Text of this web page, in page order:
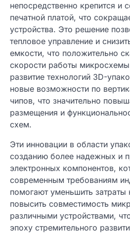
непосредственно крепится и
печатной платой, что
устройства. Это решение
тепловое управление и
емкости, что положительно
скорости работы
развитие технологий 3D-
новые возможности по
чипов, что значительно
размещения и
схем.
Эти инновации в области
созданию более надежных и
электронных компонентов,
современным требованиям
помогают уменьшить затраты
повысить совместимость
различными устройствами,
эпоху стремительного